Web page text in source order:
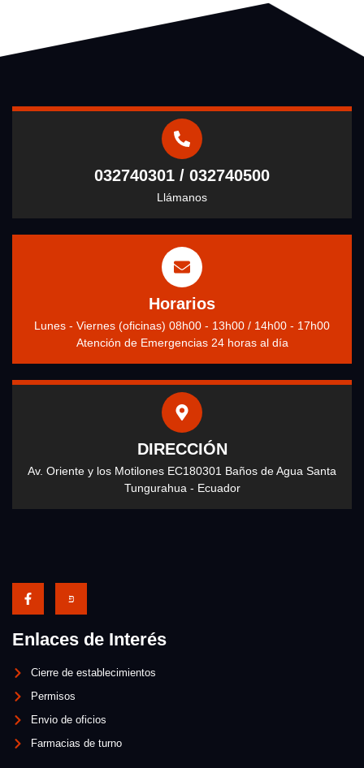
032740301 / 032740500
Llámanos
Horarios
Lunes - Viernes (oficinas) 08h00 - 13h00 / 14h00 - 17h00
Atención de Emergencias 24 horas al día
DIRECCIÓN
Av. Oriente y los Motilones EC180301 Baños de Agua Santa
Tungurahua - Ecuador
Enlaces de Interés
Cierre de establecimientos
Permisos
Envio de oficios
Farmacias de turno